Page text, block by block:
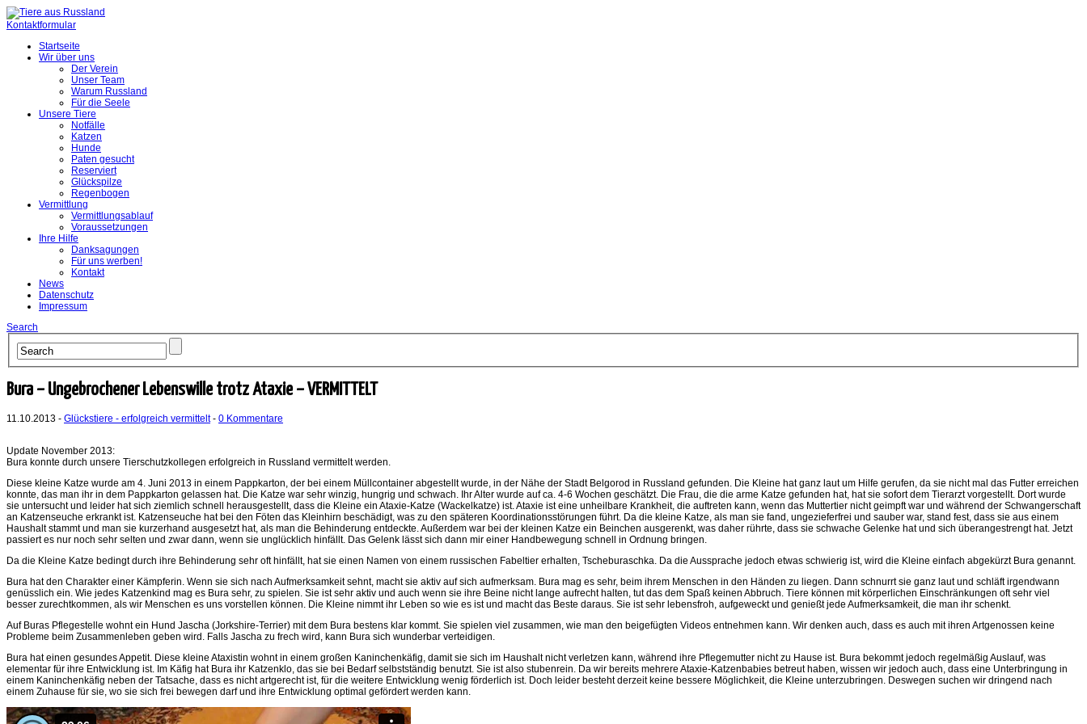
Kontaktformular
Startseite
Wir über uns
Der Verein
Unser Team
Warum Russland
Für die Seele
Unsere Tiere
Notfälle
Katzen
Hunde
Paten gesucht
Reserviert
Glückspilze
Regenbogen
Vermittlung
Vermittlungsablauf
Voraussetzungen
Ihre Hilfe
Danksagungen
Für uns werben!
Kontakt
News
Datenschutz
Impressum
Search
Bura – Ungebrochener Lebenswille trotz Ataxie – VERMITTELT
11.10.2013 - Glückstiere - erfolgreich vermittelt- 0 Kommentare
Update November 2013:
Bura konnte durch unsere Tierschutzkollegen erfolgreich in Russland vermittelt werden.
Diese kleine Katze wurde am 4. Juni 2013 in einem Pappkarton, der bei einem Müllcontainer abgestellt wurde, in der Nähe der Stadt Belgorod in Russland gefunden. Die Kleine hat ganz laut um Hilfe gerufen, da sie nicht mal das Futter erreichen
konnte, das man ihr in dem Pappkarton gelassen hat. Die Katze war sehr winzig, hungrig und schwach. Ihr Alter wurde auf ca. 4-6 Wochen geschätzt. Die Frau, die die arme Katze gefunden hat, hat sie sofort dem Tierarzt vorgestellt. Dort wurde
sie untersucht und leider hat sich ziemlich schnell herausgestellt, dass die Kleine ein Ataxie-Katze (Wackelkatze) ist. Ataxie ist eine unheilbare Krankheit, die auftreten kann, wenn das Muttertier nicht geimpft war und während der Schwangerschaft
an Katzenseuche erkrankt ist. Katzenseuche hat bei den Föten das Kleinhirn beschädigt, was zu den späteren Koordinationsstörungen führt. Da die kleine Katze, als man sie fand, ungezieferfrei und sauber war, stand fest, dass sie aus einem
Haushalt stammt und man sie kurzerhand ausgesetzt hat, als man die Behinderung entdeckte. Außerdem war bei der kleinen Katze ein Beinchen ausgerenkt, was daher rührte, dass sie schwache Gelenke hat und sich überangestrengt hat. Jetzt
passiert es nur noch sehr selten und zwar dann, wenn sie unglücklich hinfällt. Das Gelenk lässt sich dann mir einer Handbewegung schnell in Ordnung bringen.
Da die Kleine Katze bedingt durch ihre Behinderung sehr oft hinfällt, hat sie einen Namen von einem russischen Fabeltier erhalten, Tscheburaschka. Da die Aussprache jedoch etwas schwierig ist, wird die Kleine einfach abgekürzt Bura genannt.
Bura hat den Charakter einer Kämpferin. Wenn sie sich nach Aufmerksamkeit sehnt, macht sie aktiv auf sich aufmerksam. Bura mag es sehr, beim ihrem Menschen in den Händen zu liegen. Dann schnurrt sie ganz laut und schläft irgendwann
genüsslich ein. Wie jedes Katzenkind mag es Bura sehr, zu spielen. Sie ist sehr aktiv und auch wenn sie ihre Beine nicht lange aufrecht halten, tut das dem Spaß keinen Abbruch. Tiere können mit körperlichen Einschränkungen oft sehr viel
besser zurechtkommen, als wir Menschen es uns vorstellen können. Die Kleine nimmt ihr Leben so wie es ist und macht das Beste daraus. Sie ist sehr lebensfroh, aufgeweckt und genießt jede Aufmerksamkeit, die man ihr schenkt.
Auf Buras Pflegestelle wohnt ein Hund Jascha (Jorkshire-Terrier) mit dem Bura bestens klar kommt. Sie spielen viel zusammen, wie man den beigefügten Videos entnehmen kann. Wir denken auch, dass es auch mit ihren Artgenossen keine
Probleme beim Zusammenleben geben wird. Falls Jascha zu frech wird, kann Bura sich wunderbar verteidigen.
Bura hat einen gesundes Appetit. Diese kleine Ataxistin wohnt in einem großen Kaninchenkäfig, damit sie sich im Haushalt nicht verletzen kann, während ihre Pflegemutter nicht zu Hause ist. Bura bekommt jedoch regelmäßig Auslauf, was
elementar für ihre Entwicklung ist. Im Käfig hat Bura ihr Katzenklo, das sie bei Bedarf selbstständig benutzt. Sie ist also stubenrein. Da wir bereits mehrere Ataxie-Katzenbabies betreut haben, wissen wir jedoch auch, dass eine Unterbringung in
einem Kaninchenkäfig neben der Tatsache, dass es nicht artgerecht ist, für die weitere Entwicklung wenig förderlich ist. Doch leider besteht derzeit keine bessere Möglichkeit, die Kleine unterzubringen. Deswegen suchen wir dringend nach
einem Zuhause für sie, wo sie sich frei bewegen darf und ihre Entwicklung optimal gefördert werden kann.